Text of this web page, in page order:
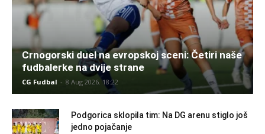
Crnogorski duel na evropskoj sceni: Četiri naše
fudbalerke na dvije strane
CG Fudbal - 8 Aug 2026. 18:22
Podgorica sklopila tim: Na DG arenu stiglo još
jedno pojačanje